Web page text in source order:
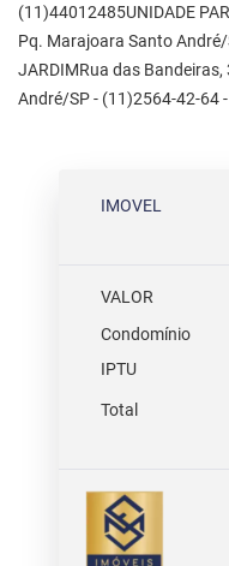
(11)44012485UNIDADE
Pq. Marajoara Santo
JARDIMRua das
André/SP - (11)2564-42-64
IMOVEL
VALOR
Condomínio
IPTU
Total